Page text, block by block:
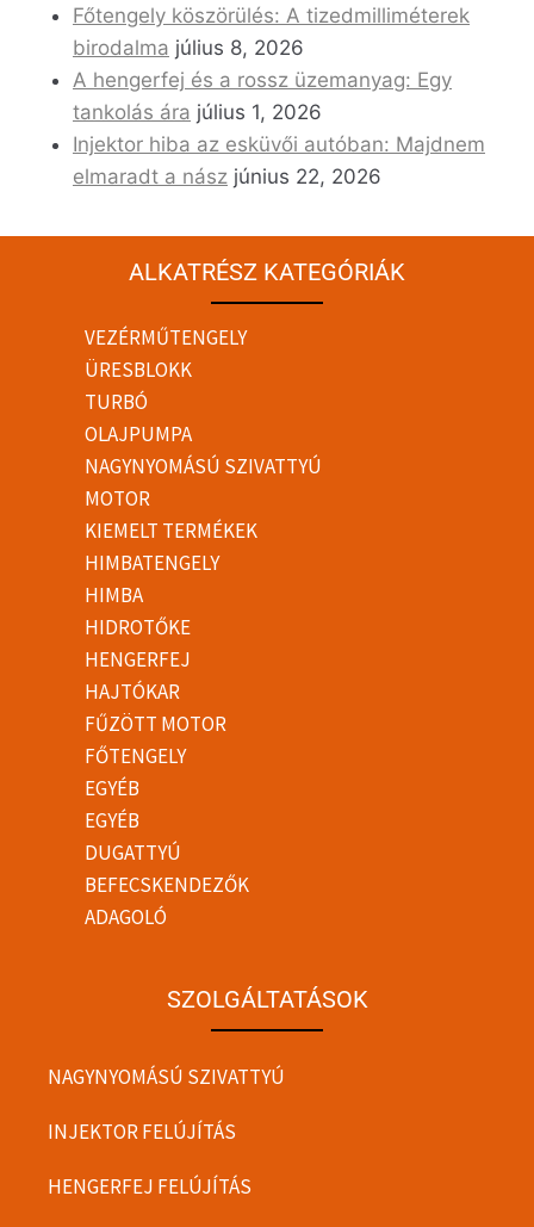
Főtengely köszörülés: A tizedmilliméterek
birodalma július 8, 2026
A hengerfej és a rossz üzemanyag: Egy
tankolás ára július 1, 2026
Injektor hiba az esküvői autóban: Majdnem
elmaradt a nász június 22, 2026
ALKATRÉSZ KATEGÓRIÁK
VEZÉRMŰTENGELY
ÜRESBLOKK
TURBÓ
OLAJPUMPA
NAGYNYOMÁSÚ SZIVATTYÚ
MOTOR
KIEMELT TERMÉKEK
HIMBATENGELY
HIMBA
HIDROTŐKE
HENGERFEJ
HAJTÓKAR
FŰZÖTT MOTOR
FŐTENGELY
EGYÉB
EGYÉB
DUGATTYÚ
BEFECSKENDEZŐK
ADAGOLÓ
SZOLGÁLTATÁSOK
NAGYNYOMÁSÚ SZIVATTYÚ
INJEKTOR FELÚJÍTÁS
HENGERFEJ FELÚJÍTÁS